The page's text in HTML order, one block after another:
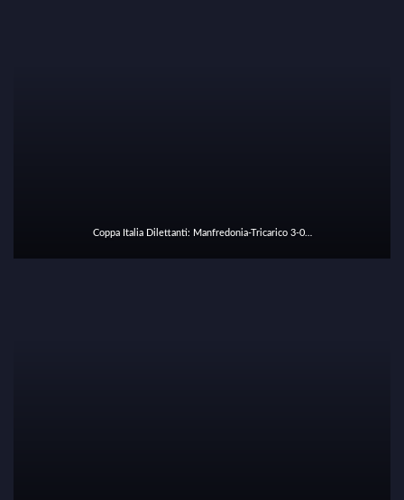
Coppa Italia Dilettanti: Manfredonia-Tricarico 3-0…